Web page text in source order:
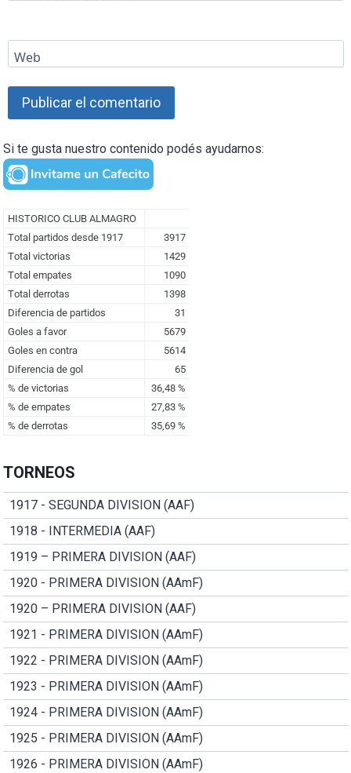
Web
Si te gusta nuestro contenido podés ayudarnos:
TORNEOS
1917 - SEGUNDA DIVISION (AAF)
1918 - INTERMEDIA (AAF)
1919 – PRIMERA DIVISION (AAF)
1920 - PRIMERA DIVISION (AAmF)
1920 – PRIMERA DIVISION (AAF)
1921 - PRIMERA DIVISION (AAmF)
1922 - PRIMERA DIVISION (AAmF)
1923 - PRIMERA DIVISION (AAmF)
1924 - PRIMERA DIVISION (AAmF)
1925 - PRIMERA DIVISION (AAmF)
1926 - PRIMERA DIVISION (AAmF)